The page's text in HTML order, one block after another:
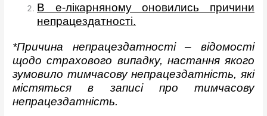
В е-лікарняному оновились причини
непрацездатності.
*Причина непрацездатності – відомості
щодо страхового випадку, настання якого
зумовило тимчасову непрацездатність, які
містяться в записі про тимчасову
непрацездатність.